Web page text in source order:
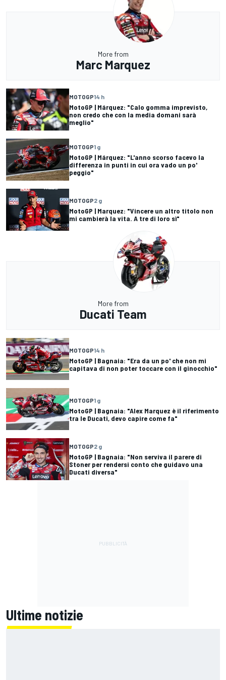
More from
Marc Marquez
MOTOGP14 h
MotoGP | Márquez: "Calo gomma imprevisto,
non credo che con la media domani sarà
meglio"
MOTOGP1 g
MotoGP | Márquez: "L'anno scorso facevo la
differenza in punti in cui ora vado un po'
peggio"
MOTOGP2 g
MotoGP | Marquez: "Vincere un altro titolo non
mi cambierà la vita. A tre di loro sì"
More from
Ducati Team
MOTOGP14 h
MotoGP | Bagnaia: "Era da un po' che non mi
capitava di non poter toccare con il ginocchio"
MOTOGP1 g
MotoGP | Bagnaia: "Alex Marquez è il riferimento
tra le Ducati, devo capire come fa"
MOTOGP2 g
MotoGP | Bagnaia: "Non serviva il parere di
Stoner per rendersi conto che guidavo una
Ducati diversa"
Ultime notizie